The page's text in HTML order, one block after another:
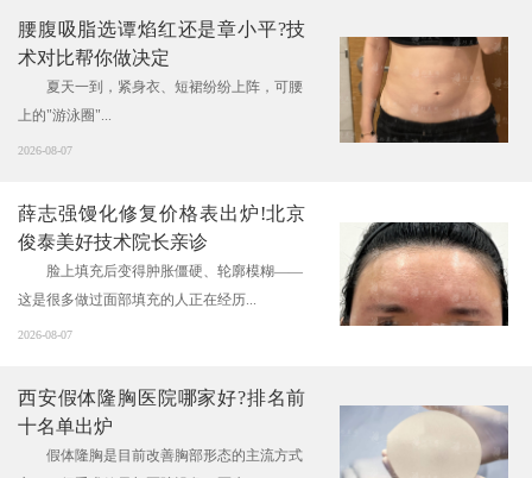
腰腹吸脂选谭焰红还是章小平?技
术对比帮你做决定
夏天一到，紧身衣、短裙纷纷上阵，可腰
上的"游泳圈"...
2026-08-07
薛志强馒化修复价格表出炉!北京
俊泰美好技术院长亲诊
脸上填充后变得肿胀僵硬、轮廓模糊——
这是很多做过面部填充的人正在经历...
2026-08-07
西安假体隆胸医院哪家好?排名前
十名单出炉
假体隆胸是目前改善胸部形态的主流方式